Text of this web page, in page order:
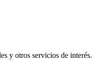
y otros servicios de interés.